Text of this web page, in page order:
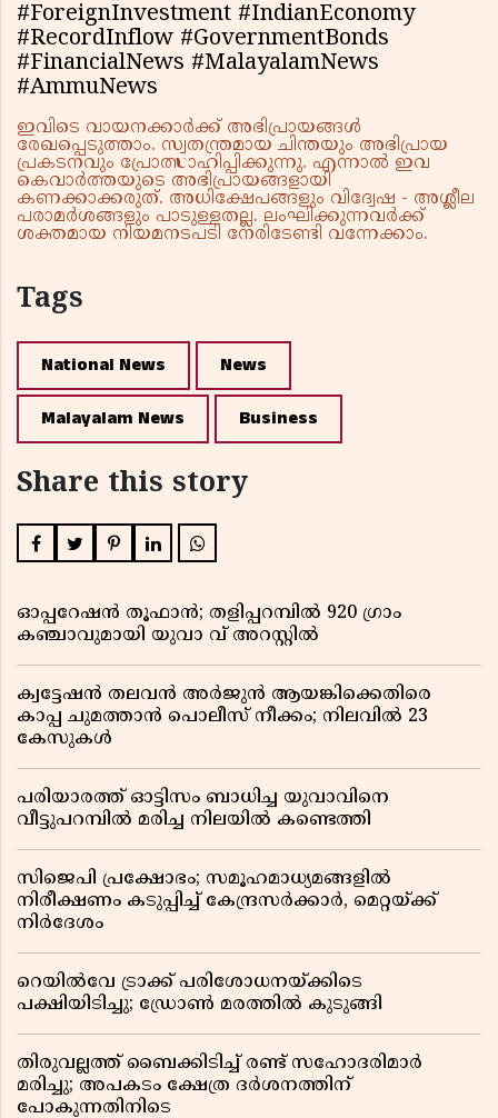
#ForeignInvestment #IndianEconomy
#RecordInflow #GovernmentBonds
#FinancialNews #MalayalamNews
#AmmuNews
ഇവിടെ വായനക്കാർക്ക് അഭിപ്രായങ്ങൾ
രേഖപ്പെടുത്താം. സ്വതന്ത്രമായ ചിന്തയും അഭിപ്രായ
പ്രകടനവും പ്രോത്സാഹിപ്പിക്കുന്നു. എന്നാൽ ഇവ
കെവാർത്തയുടെ അഭിപ്രായങ്ങളായി
കണക്കാക്കരുത്. അധിക്ഷേപങ്ങളും വിദ്വേഷ - അശ്ലീല
പരാമർശങ്ങളും പാടുള്ളതല്ല. ലംഘിക്കുന്നവർക്ക്
ശക്തമായ നിയമനടപടി നേരിടേണ്ടി വന്നേക്കാം.
Tags
National News News
Malayalam News Business
Share this story
ഓപ്പറേഷൻ തൂഫാൻ; തളിപ്പറമ്പിൽ 920 ഗ്രാം
കഞ്ചാവുമായി യുവാ വ് അറസ്റ്റിൽ
ക്വട്ടേഷൻ തലവൻ അർജുൻ ആയങ്കിക്കെതിരെ
കാപ്പ ചുമത്താൻ പൊലീസ് നീക്കം; നിലവിൽ 23
കേസുകൾ
പരിയാരത്ത് ഓട്ടിസം ബാധിച്ച യുവാവിനെ
വീട്ടുപറമ്പിൽ മരിച്ച നിലയിൽ കണ്ടെത്തി
സിജെപി പ്രക്ഷോഭം; സമൂഹമാധ്യമങ്ങളിൽ
നിരീക്ഷണം കടുപ്പിച്ച് കേന്ദ്രസർക്കാർ, മെറ്റയ്ക്ക്
നിർദേശം
റെയിൽവേ ട്രാക്ക് പരിശോധനയ്ക്കിടെ
പക്ഷിയിടിച്ചു; ഡ്രോൺ മരത്തിൽ കുടുങ്ങി
തിരുവല്ലത്ത് ബൈക്കിടിച്ച് രണ്ട് സഹോദരിമാർ
മരിച്ചു; അപകടം ക്ഷേത്ര ദർശനത്തിന്
പോകുന്നതിനിടെ